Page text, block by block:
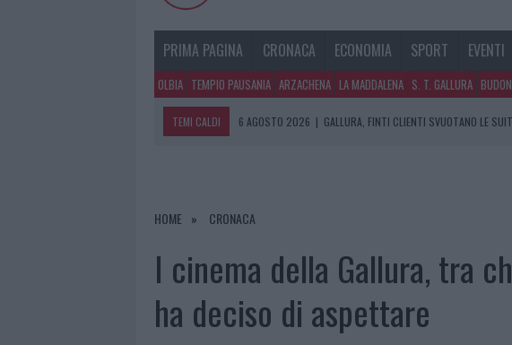
PRIMA PAGINA CRONACA ECONOMIA SPORT EVENTI
OLBIA TEMPIO PAUSANIA ARZACHENA LA MADDALENA S. T. GALLURA
TEMI CALDI 6 AGOSTO 2026 | GALLURA, FINTI CLIENTI SVUOTANO LE
6 AGOSTO 2026
|
HOME CRONACA
I cinema della Gallura, tra
ha deciso di aspettare